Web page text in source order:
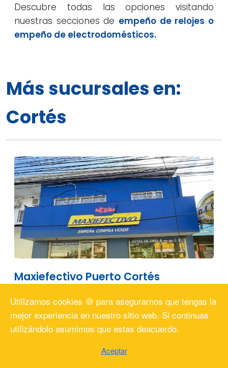
Descubre todas las opciones visitando
nuestras secciones de empeño de relojes o
empeño de electrodomésticos.
Más sucursales en:
Cortés
Maxiefectivo Puerto Cortés
Utilizamos cookies 🍪 para asegurarnos que tengas la
mejor experiencia en nuestro sitio web. Si continuas
utilizándolo asumimos que estas deacuerdo.
Aceptar